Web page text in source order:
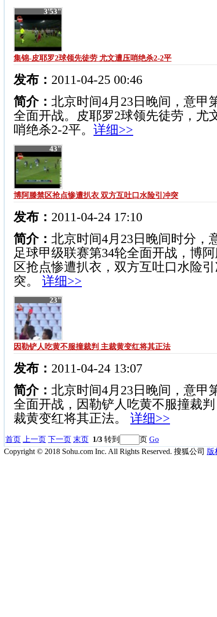
3'53"
集锦-皮耶罗2球领先徒劳 尤文遭压哨绝杀2-2平
发布： 2011-04-25 00:46
简介： 北京时间4月23日晚间，意甲
全面开战。皮耶罗2球领先徒劳，尤
哨绝杀2-2平。 详细>>
43"
博阿滕禁区抢点惨遭扒衣 双方互吐口水险引冲突
发布： 2011-04-24 17:10
简介： 北京时间4月23日晚间时分，
足球甲级联赛第34轮全面开战，博
区抢点惨遭扒衣，双方互吐口水险
突。 详细>>
23"
因勒铲人吃黄不服撞裁判 主裁黄变红将其正法
发布： 2011-04-24 13:07
简介： 北京时间4月23日晚间，意甲
全面开战，因勒铲人吃黄不服撞裁
裁黄变红将其正法。 详细>>
首页 上一页 下一页 末页 1/3 转到 页 Go
Copyright © 2018 Sohu.com Inc. All Rights Reserved. 搜狐公司 版